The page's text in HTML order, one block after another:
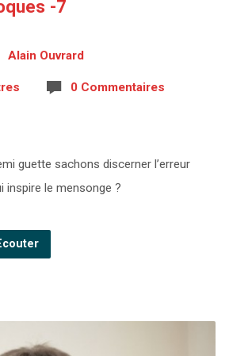
-7
Alain Ouvrard
0 Commentaires
guette sachons discerner l’erreur
inspire le mensonge ?